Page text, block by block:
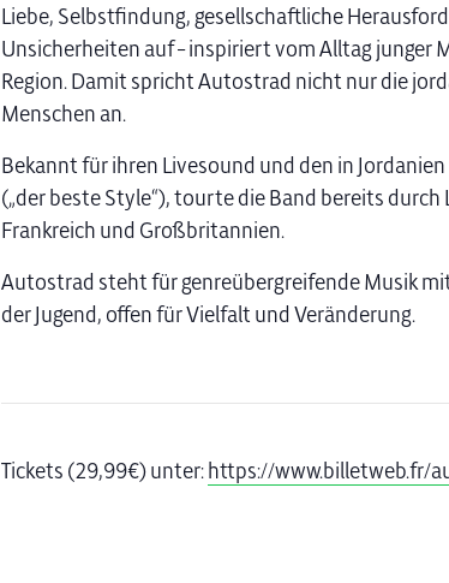
Liebe, Selbstfindung, gesellschaftliche
Unsicherheiten auf – inspiriert vom Alltag junger
Region. Damit spricht Autostrad nicht nur die
Menschen an.
Bekannt für ihren Livesound und den in
(„der beste Style“), tourte die Band bereits durch
Frankreich und Großbritannien.
Autostrad steht für genreübergreifende Musik
der Jugend, offen für Vielfalt und Veränderung.
Tickets (29,99€) unter:https://www.billetweb.fr/